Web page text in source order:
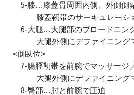
5-膝…膝蓋骨周囲内側、外側側
膝蓋靭帯のサーキュレーショ
6-大腿…大腿部のブロードニン
大腿外側にデファイニングマ
<側臥位>
7-腸脛靭帯を前腕でマッサージ
大腿外側にデファイニングマ
8-臀部…肘と前腕で圧迫